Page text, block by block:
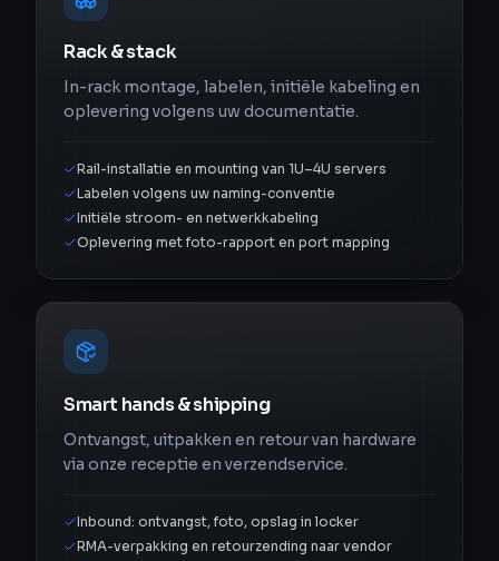
Rack & stack
In-rack montage, labelen, initiële kabeling en
oplevering volgens uw documentatie.
Rail-installatie en mounting van 1U–4U servers
Labelen volgens uw naming-conventie
Initiële stroom- en netwerkkabeling
Oplevering met foto-rapport en port mapping
Smart hands & shipping
Ontvangst, uitpakken en retour van hardware
via onze receptie en verzendservice.
Inbound: ontvangst, foto, opslag in locker
RMA-verpakking en retourzending naar vendor